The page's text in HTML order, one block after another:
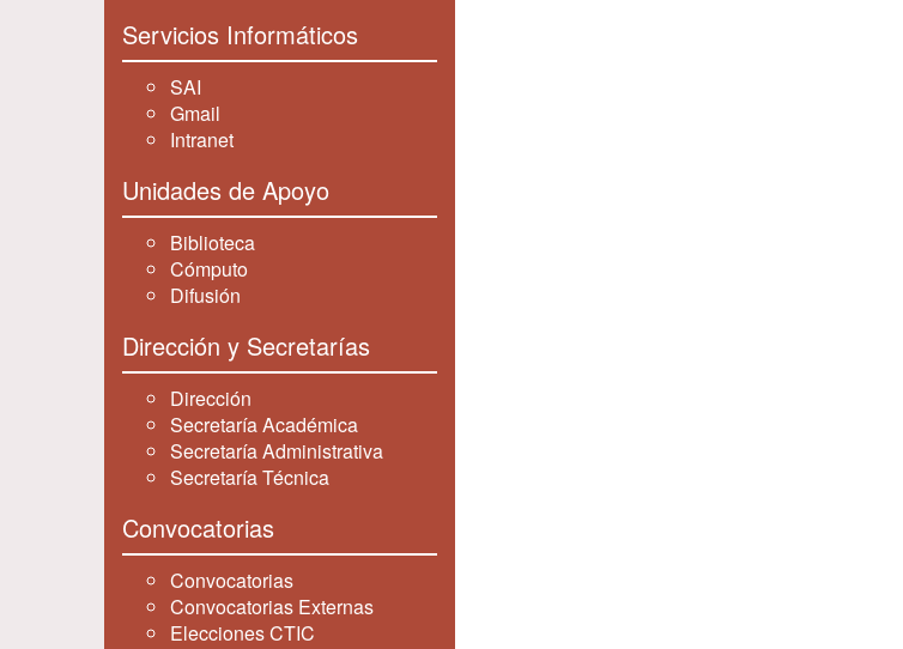
Servicios Informáticos
SAI
Gmail
Intranet
Unidades de Apoyo
Biblioteca
Cómputo
Difusión
Dirección y Secretarías
Dirección
Secretaría Académica
Secretaría Administrativa
Secretaría Técnica
Convocatorias
Convocatorias
Convocatorias Externas
Elecciones CTIC